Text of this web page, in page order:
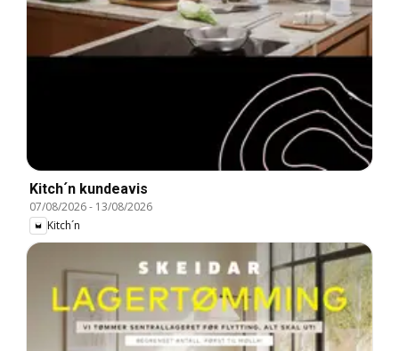
Kitch´n kundeavis
07/08/2026- 13/08/2026
Kitch´n